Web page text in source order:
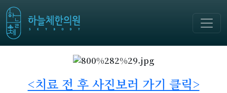
<치료 전 후 사진보러 가기 클릭>